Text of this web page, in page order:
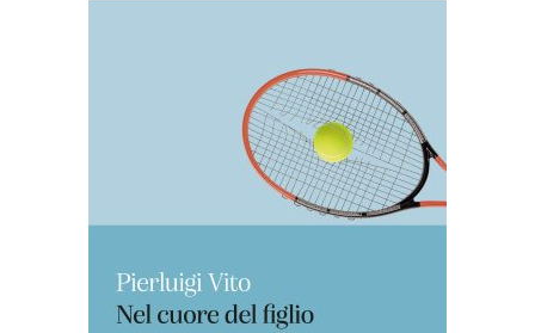
AGGIUNGI AL CARRELLO